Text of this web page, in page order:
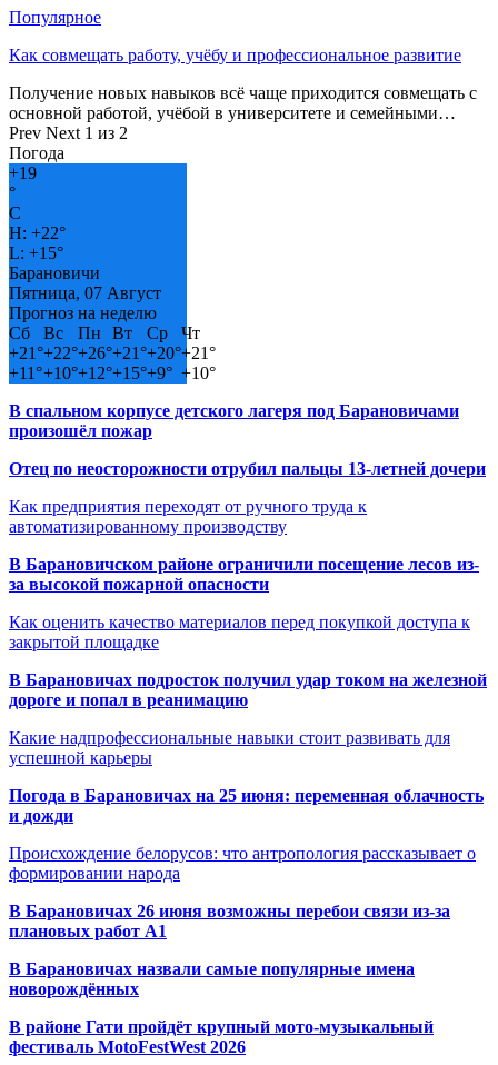
Популярное
Как совмещать работу, учёбу и профессиональное развитие
Получение новых навыков всё чаще приходится совмещать с
основной работой, учёбой в университете и семейными…
Prev Next 1 из 2
Погода
+19
°
C
H: +22°
L: +15°
Барановичи
Пятница, 07 Август
Прогноз на неделю
Сб
Вс Пн Вт Ср
Чт
+21°+22°+26°+21°+20°+21°
+11°+10°+12°+15°+9° +10°
В спальном корпусе детского лагеря под Барановичами
произошёл пожар
Отец по неосторожности отрубил пальцы 13-летней дочери
Как предприятия переходят от ручного труда к
автоматизированному производству
В Барановичском районе ограничили посещение лесов из-
за высокой пожарной опасности
Как оценить качество материалов перед покупкой доступа к
закрытой площадке
В Барановичах подросток получил удар током на железной
дороге и попал в реанимацию
Какие надпрофессиональные навыки стоит развивать для
успешной карьеры
Погода в Барановичах на 25 июня: переменная облачность
и дожди
Происхождение белорусов: что антропология рассказывает о
формировании народа
В Барановичах 26 июня возможны перебои связи из-за
плановых работ A1
В Барановичах назвали самые популярные имена
новорождённых
В районе Гати пройдёт крупный мото-музыкальный
фестиваль MotoFestWest 2026